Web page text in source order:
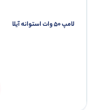
لامپ 50 وات استوانه آیلا